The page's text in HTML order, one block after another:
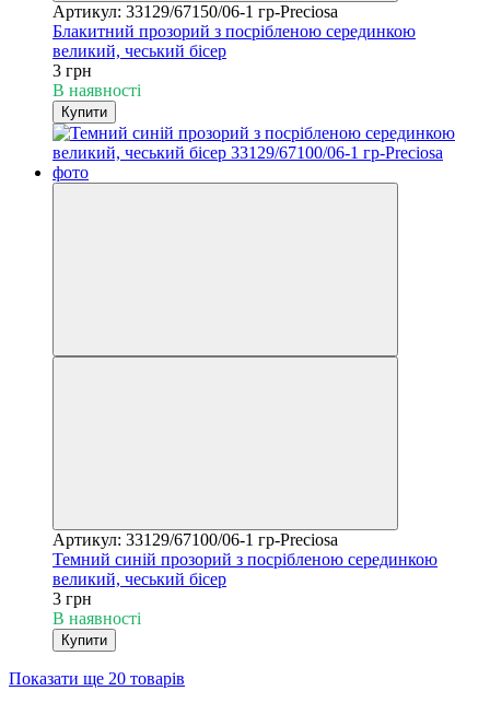
Артикул: 33129/67150/06-1 гр-Preciosa
Блакитний прозорий з посрібленою серединкою
великий, чеський бісер
3 грн
В наявності
Купити
Артикул: 33129/67100/06-1 гр-Preciosa
Темний синій прозорий з посрібленою серединкою
великий, чеський бісер
3 грн
В наявності
Купити
Показати ще 20 товарів